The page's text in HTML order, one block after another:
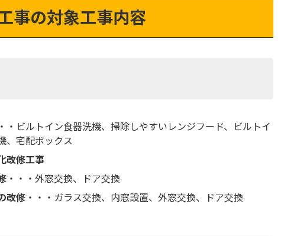
事の対象工事内容
・ビルトイン食器洗機、掃除しやすいレンジフード、ビルトイ
、宅配ボックス
改修工事
・・・外窓交換、ドア交換
改修 ・・・ガラス交換、内窓設置、外窓交換、ドア交換